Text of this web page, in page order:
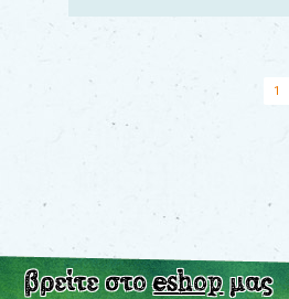
1
βρείτε στοeshopμας